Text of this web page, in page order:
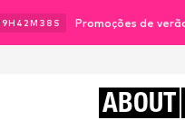
H 42M 36 S Promoções de
ABOUT